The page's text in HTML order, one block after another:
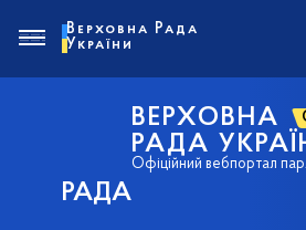
РАДА
ВЕРХОВНА
РАДА
Офіційний вебпортал
Верховна Рада
України